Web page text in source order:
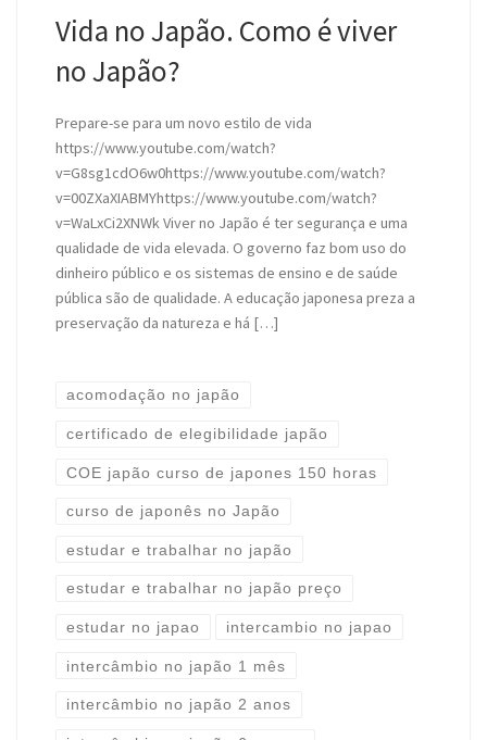
Vida no Japão. Como é viver
no Japão?
Prepare-se para um novo estilo de vida
https://www.youtube.com/watch?
v=G8sg1cdO6w0https://www.youtube.com/watch?
v=00ZXaXIABMYhttps://www.youtube.com/watch?
v=WaLxCi2XNWk Viver no Japão é ter segurança e uma
qualidade de vida elevada. O governo faz bom uso do
dinheiro público e os sistemas de ensino e de saúde
pública são de qualidade. A educação japonesa preza a
preservação da natureza e há […]
acomodação no japão
certificado de elegibilidade japão
COE japão curso de japones 150 horas
curso de japonês no Japão
estudar e trabalhar no japão
estudar e trabalhar no japão preço
estudar no japao intercambio no japao
intercâmbio no japão 1 mês
intercâmbio no japão 2 anos